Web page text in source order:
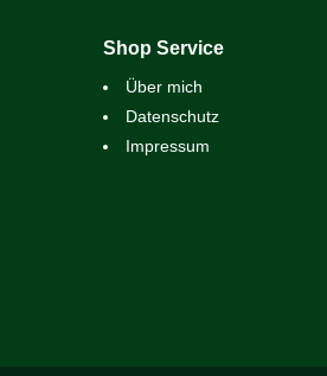
Shop Service
Über mich
Datenschutz
Impressum